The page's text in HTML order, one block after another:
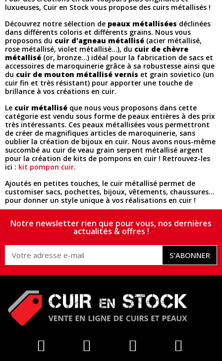
luxueuses, Cuir en Stock vous propose des cuirs métallisés !
Découvrez notre sélection de peaux métallisées déclinées
dans différents coloris et différents grains. Nous vous
proposons du cuir d'agneau métallisé (acier métallisé,
rose métallisé, violet métallisé...), du cuir de chèvre
métallisé (or, bronze...) idéal pour la fabrication de sacs et
accessoires de maroquinerie grâce à sa robustesse ainsi que
du cuir de mouton métallisé vernis et grain sovietico (un
cuir fin et très résistant) pour apporter une touche de
brillance à vos créations en cuir.
Le cuir métallisé que nous vous proposons dans cette
catégorie est vendu sous forme de peaux entières à des prix
très intéressants. Ces peaux métallisées vous permettront
de créer de magnifiques articles de maroquinerie, sans
oublier la création de bijoux en cuir. Nous avons nous-même
succombé au cuir de veau grain serpent métallisé argent
pour la création de kits de pompons en cuir ! Retrouvez-les
ici : kit pompon cuir.
Ajoutés en petites touches, le cuir métallisé permet de
customiser sacs, pochettes, bijoux, vêtements, chaussures...
pour donner un style unique à vos réalisations en cuir !
Notre newsletter rien que pour vous, nos dernières
actualités & offres !
S’ABONNER